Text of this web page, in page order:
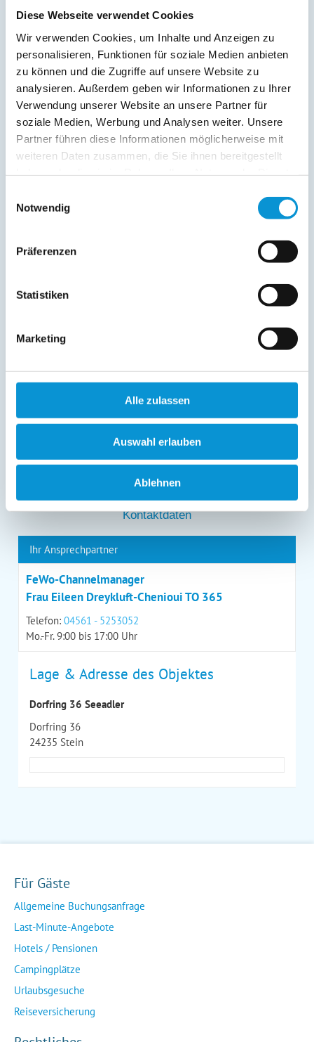
Diese Webseite verwendet Cookies
Wir verwenden Cookies, um Inhalte und Anzeigen zu
personalisieren, Funktionen für soziale Medien anbieten
zu können und die Zugriffe auf unsere Website zu
analysieren. Außerdem geben wir Informationen zu Ihrer
Verwendung unserer Website an unsere Partner für
soziale Medien, Werbung und Analysen weiter. Unsere
Partner führen diese Informationen möglicherweise mit
weiteren Daten zusammen, die Sie ihnen bereitgestellt
Notwendig
Präferenzen
Statistiken
Marketing
Alle zulassen
Auswahl erlauben
Ablehnen
Kopie der Nachricht per Mail zusenden
Reiseversicherungs­informationen anfordern
gelesen und bin
damit einverstanden.
Ostsee-Ferienwohnungen.de erhebt, verarbeitet und
nutzt Ihre personenbezogenen Daten nur zur
(Buchungsanfrage/Informationsanfrage). Sie können
Auskunft über die bei der Ostsee-Ferienwohnungen.de
Löschung bzw. Sperrung Ihrer Daten vor Abschluss der
entgegenstehen. Die vorgenannten Rechte können Sie
gegenüber Ostsee-Ferienwohnungen.de unentgeltlich
Ihnen ein Beschwerderecht bei einer Aufsichtsbehörde
Kontaktdaten
Ihr Ansprechpartner
FeWo-Channelmanager
Frau Eileen Dreykluft-Chenioui TO 365
Telefon: 04561 - 5253052
Mo.-Fr. 9:00 bis 17:00 Uhr
Lage & Adresse des Objektes
Dorfring 36 Seeadler
Dorfring 36
24235 Stein
Für Gäste
Allgemeine Buchungsanfrage
Last-Minute-Angebote
Hotels / Pensionen
Campingplätze
Urlaubsgesuche
Reiseversicherung